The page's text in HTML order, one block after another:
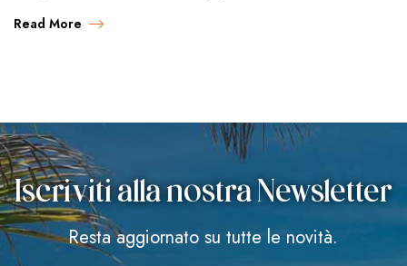
Read More
Iscriviti alla nostra Newsletter
Resta aggiornato su tutte le novità.